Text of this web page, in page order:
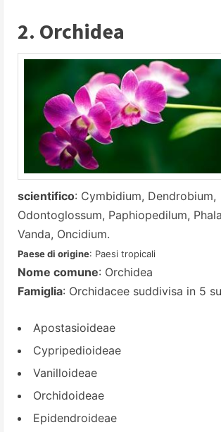
2. Orchidea
scientifico: Cymbidium, Dendrobium,
Odontoglossum, Paphiopedilum,
Vanda, Oncidium.
Paese di origine: Paesi tropicali
Nome comune: Orchidea
Famiglia: Orchidacee suddivisa in 5
Apostasioideae
Cypripedioideae
Vanilloideae
Orchidoideae
Epidendroideae